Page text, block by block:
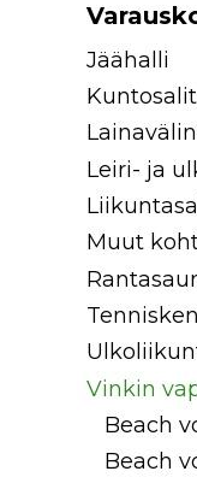
Jäähalli
Kuntosalit
Leiri- ja
Muut
Vinkin
Beach
Beach